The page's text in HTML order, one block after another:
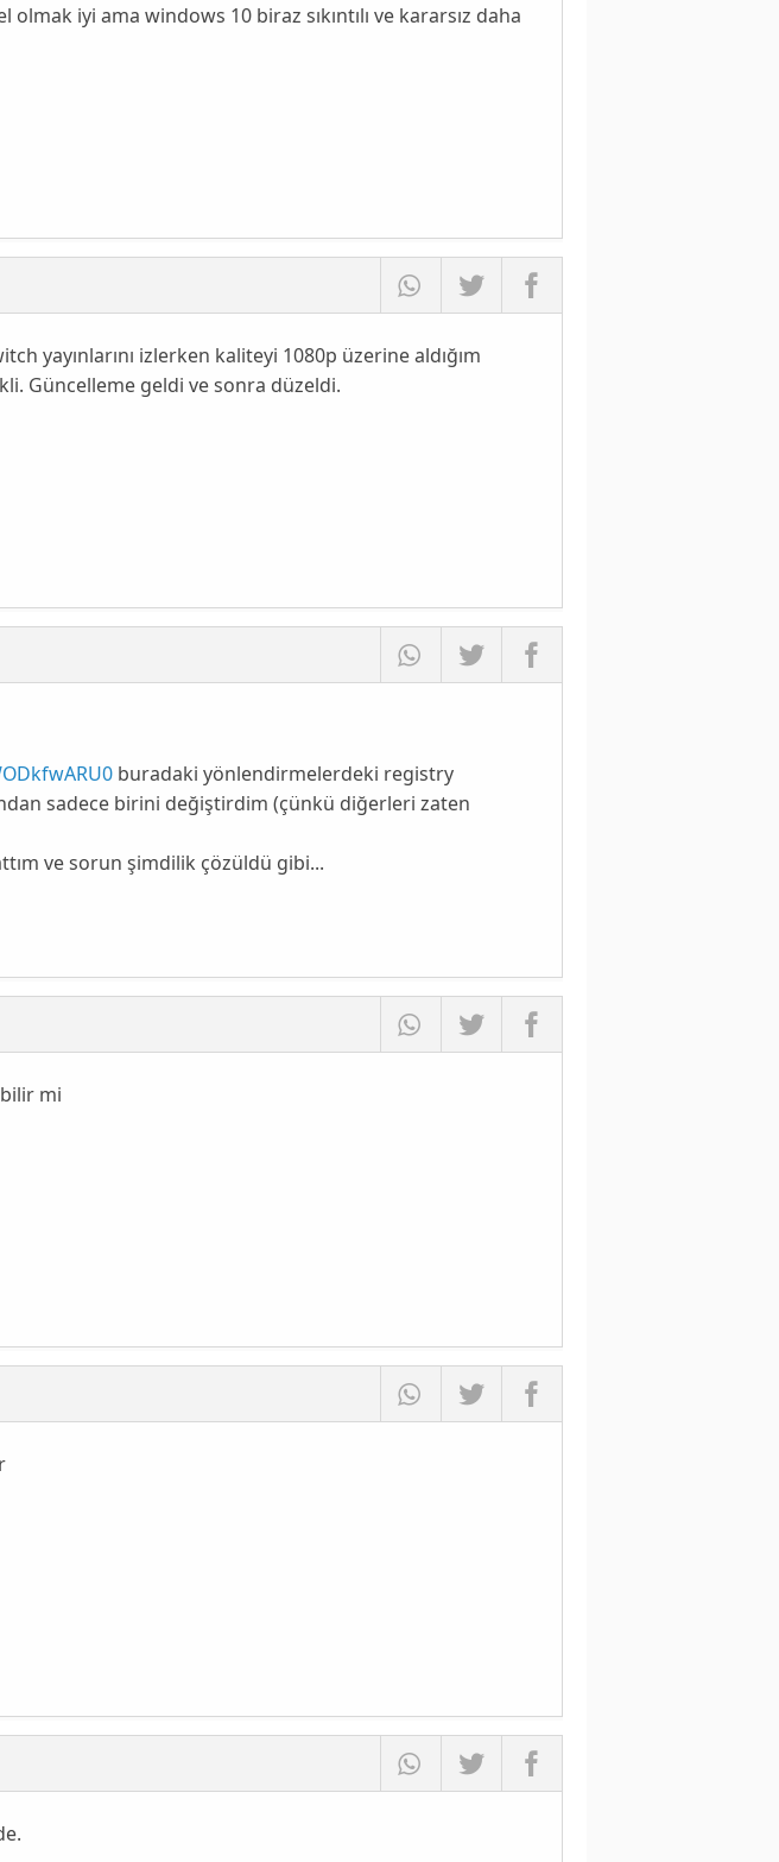
iyi ama windows 10 biraz sıkıntılı ve kararsız daha
yayınlarını izlerken kaliteyi 1080p üzerine aldığım
Güncelleme geldi ve sonra düzeldi.
buradaki yönlendirmelerdeki registry
sadece birini değiştirdim (çünkü diğerleri zaten
ve sorun şimdilik çözüldü gibi...
mi